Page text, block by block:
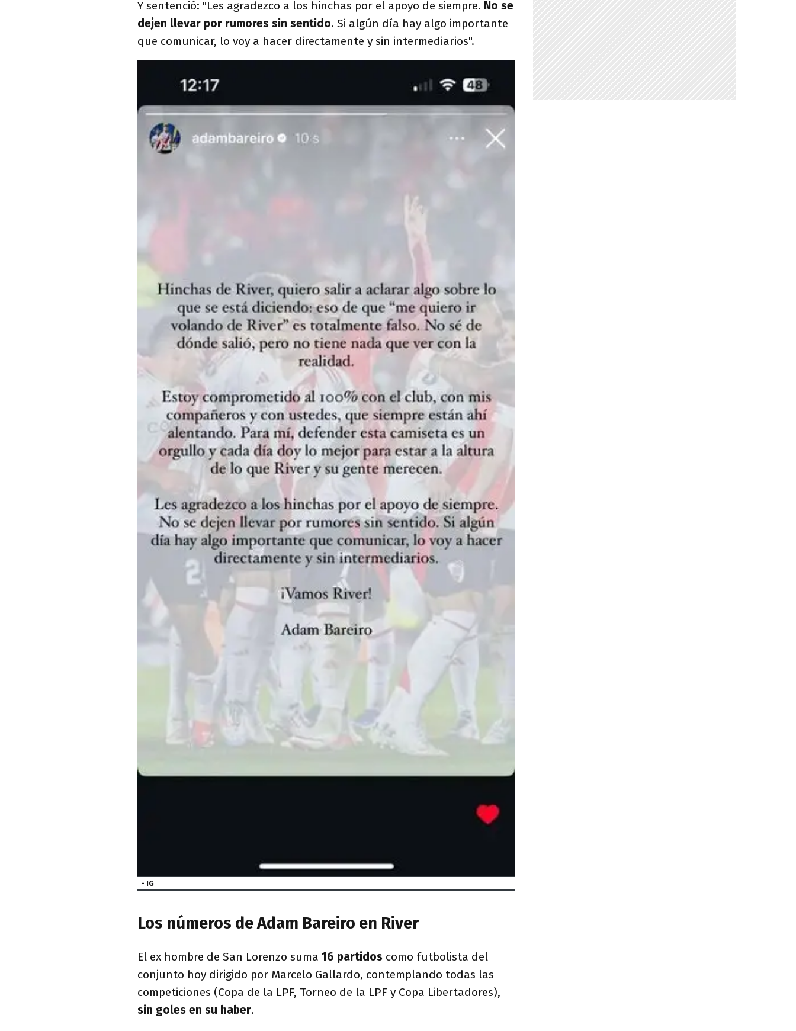
Y sentenció: "Les agradezco a los hinchas por el apoyo de siempre. No se
dejen llevar por rumores sin sentido. Si algún día hay algo importante
que comunicar, lo voy a hacer directamente y sin intermediarios".
- IG
Los números de Adam Bareiro en River
El ex hombre de San Lorenzo suma 16 partidos como futbolista del
conjunto hoy dirigido por Marcelo Gallardo, contemplando todas las
competiciones (Copa de la LPF, Torneo de la LPF y Copa Libertadores),
sin goles en su haber.